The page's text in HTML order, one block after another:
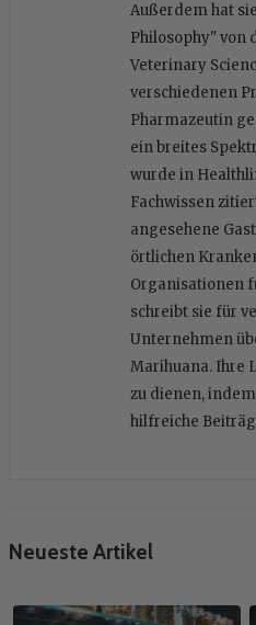
Außerdem hat
Philosophy" von
Veterinary
verschiedenen
Pharmazeutin
ein breites
wurde in
Fachwissen
angesehene
örtlichen
Organisationen
schreibt sie für
Unternehmen
Marihuana. Ihre
zu dienen,
hilfreiche
Neueste Artikel